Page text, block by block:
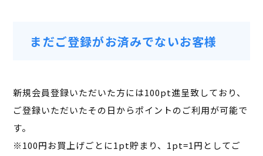
まだご登録がお済みでないお客様
新規会員登録いただいた方には100pt進呈致しており、
ご登録いただいたその日からポイントのご利用が可能で
す。
※100円お買上げごとに1pt貯まり、1pt=1円としてご